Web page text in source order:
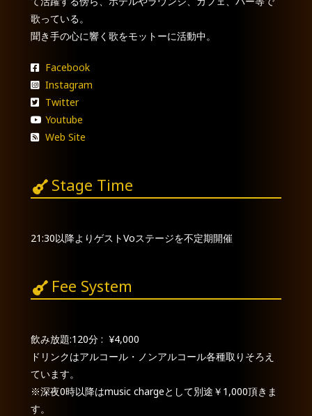
歌っている。
聞き手の心に響く歌をモットーに活動中。
Facebook
Instagram
Twitter
Youtube
Web Site
Stage Time
21:30以降よりゲストVoステージを不定期開催
Fee System
飲み放題:120分 : ¥4,000
ドリンクはアルコール・ノンアルコール各種取りそろえ
ています。
※深夜0時以降はmusic chargeとして別途￥1,000頂きま
す。